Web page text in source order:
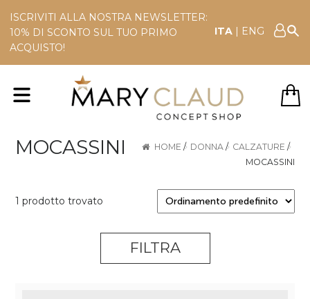
ISCRIVITI ALLA NOSTRA NEWSLETTER:
10% DI SCONTO SUL TUO PRIMO
ACQUISTO!
ITA | ENG
MOCASSINI HOME / DONNA / CALZATURE /
MOCASSINI
1 prodotto trovato
FILTRA